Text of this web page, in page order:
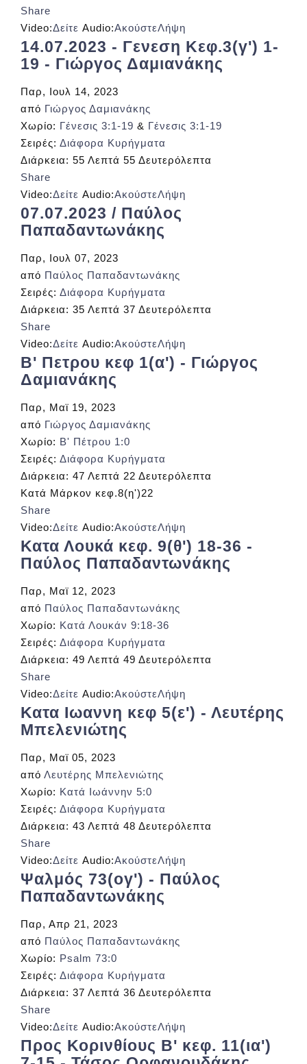
Share
Video:Δείτε Audio:ΑκούστεΛήψη
14.07.2023 - Γενεση Κεφ.3(γ') 1-
19 - Γιώργος Δαμιανάκης
Παρ, Ιουλ 14, 2023
από Γιώργος Δαμιανάκης
Χωρίο: Γένεσις 3:1-19 & Γένεσις 3:1-19
Σειρές: Διάφορα Κυρήγματα
Διάρκεια: 55 Λεπτά 55 Δευτερόλεπτα
Share
Video:Δείτε Audio:ΑκούστεΛήψη
07.07.2023 / Παύλος
Παπαδαντωνάκης
Παρ, Ιουλ 07, 2023
από Παύλος Παπαδαντωνάκης
Σειρές: Διάφορα Κυρήγματα
Διάρκεια: 35 Λεπτά 37 Δευτερόλεπτα
Share
Video:Δείτε Audio:ΑκούστεΛήψη
Β' Πετρου κεφ 1(α') - Γιώργος
Δαμιανάκης
Παρ, Μαϊ 19, 2023
από Γιώργος Δαμιανάκης
Χωρίο: Β' Πέτρου 1:0
Σειρές: Διάφορα Κυρήγματα
Διάρκεια: 47 Λεπτά 22 Δευτερόλεπτα
Κατά Μάρκον κεφ.8(η')22
Share
Video:Δείτε Audio:ΑκούστεΛήψη
Κατα Λουκά κεφ. 9(θ') 18-36 -
Παύλος Παπαδαντωνάκης
Παρ, Μαϊ 12, 2023
από Παύλος Παπαδαντωνάκης
Χωρίο: Κατά Λουκάν 9:18-36
Σειρές: Διάφορα Κυρήγματα
Διάρκεια: 49 Λεπτά 49 Δευτερόλεπτα
Share
Video:Δείτε Audio:ΑκούστεΛήψη
Κατα Ιωαννη κεφ 5(ε') - Λευτέρης
Μπελενιώτης
Παρ, Μαϊ 05, 2023
από Λευτέρης Μπελενιώτης
Χωρίο: Κατά Ιωάννην 5:0
Σειρές: Διάφορα Κυρήγματα
Διάρκεια: 43 Λεπτά 48 Δευτερόλεπτα
Share
Video:Δείτε Audio:ΑκούστεΛήψη
Ψαλμός 73(ογ') - Παύλος
Παπαδαντωνάκης
Παρ, Απρ 21, 2023
από Παύλος Παπαδαντωνάκης
Χωρίο: Psalm 73:0
Σειρές: Διάφορα Κυρήγματα
Διάρκεια: 37 Λεπτά 36 Δευτερόλεπτα
Share
Video:Δείτε Audio:ΑκούστεΛήψη
Προς Κορινθίους Β' κεφ. 11(ια')